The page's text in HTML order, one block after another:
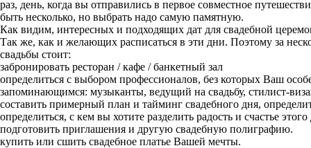
раз, день, когда вы отправились в первое совместное
быть несколько, но выбрать надо самую памятную.
Как видим, интересных и подходящих дат для свадебной
Так же, как и желающих расписаться в эти дни. Поэтому за
свадьбы стоит:
забронировать ресторан / кафе / банкетный зал
определиться с выбором профессионалов, без которых Ваш
запоминающимся: музыканты, ведущий на свадьбу, стилист-
составить примерный план и тайминг свадебного дня,
определиться, с кем вы хотите разделить радость и счастье
подготовить приглашения и другую свадебную полиграфию.
купить или сшить свадебное платье Вашей мечты.